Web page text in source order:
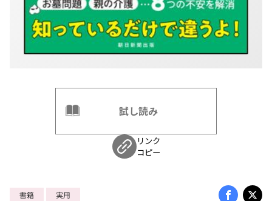
試し読み
リンク
コピー
書籍 実用